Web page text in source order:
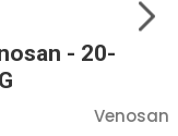
- 20-
Venosan